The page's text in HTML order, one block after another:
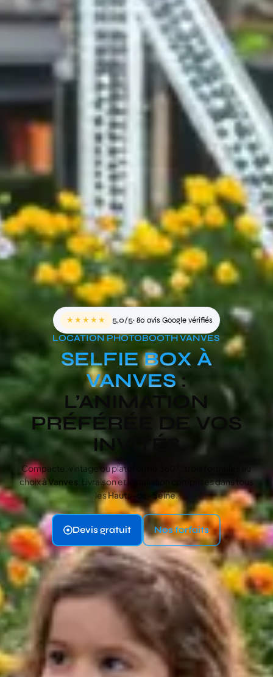
★★★★★ 5,0/5· 80 avis Google vérifiés
LOCATION PHOTOBOOTH VANVES
SELFIE BOX À
VANVES:
L’ANIMATION
PRÉFÉRÉE DE VOS
INVITÉS
Compacte, vintage ou plateforme 360° : trois formules au
choixà Vanves . Livraison et installation comprises dans tous
lesHauts-de-Seine.
Devis gratuit Nos forfaits